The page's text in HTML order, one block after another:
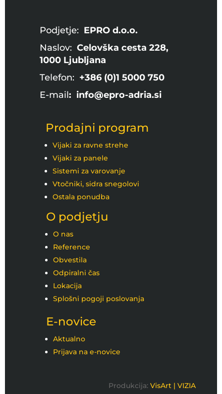
Podjetje: EPRO d.o.o.
Naslov:Celovška cesta 228,
1000 Ljubljana
Telefon: +386 (0)1 5000 750
E-mail: info@epro-adria.si
Prodajni program
Vijaki za ravne strehe
Vijaki za panele
Sistemi za varovanje
Vtočniki, sidra snegolovi
Ostala ponudba
O podjetju
O nas
Reference
Obvestila
Odpiralni čas
Lokacija
Splošni pogoji poslovanja
E-novice
Aktualno
Prijava na e-novice
Produkcija:VisArt | VIZIA